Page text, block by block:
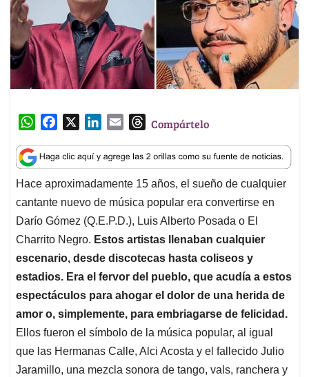
W
a
t
s
A
p
p
c
e
b
o
o
k
n
k
e
d
I
n
a
i
l
T
r
e
a
d
s
Compártelo
Hace aproximadamente 15 años, el sueño de cualquier
cantante nuevo de música popular era convertirse en
Darío Gómez (Q.E.P.D.), Luis Alberto Posada o El
Charrito Negro. Estos artistas llenaban cualquier
escenario, desde discotecas hasta coliseos y
estadios. Era el fervor del pueblo, que acudía a estos
espectáculos para ahogar el dolor de una herida de
amor o, simplemente, para embriagarse de felicidad.
Ellos fueron el símbolo de la música popular, al igual
que las Hermanas Calle, Alci Acosta y el fallecido Julio
Jaramillo, una mezcla sonora de tango, vals, ranchera y